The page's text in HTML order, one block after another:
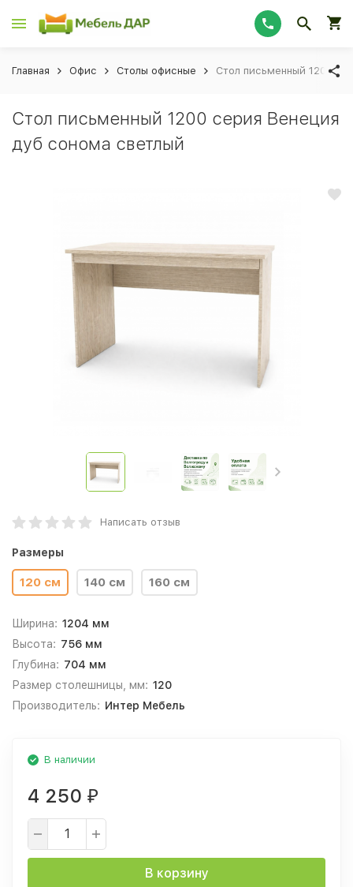
Главная Офис Столы офисные Стол письменный 1200
Стол письменный 1200 серия Венеция
дуб сонома светлый
Написать отзыв
Размеры
120 см 140 см 160 см
Ширина: 1204 мм
Высота: 756 мм
Глубина: 704 мм
Размер столешницы, мм: 120
Производитель: Интер Мебель
В наличии
4 250 ₽
В корзину